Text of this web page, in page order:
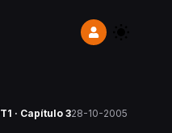
T1 · Capítulo 328-10-2005